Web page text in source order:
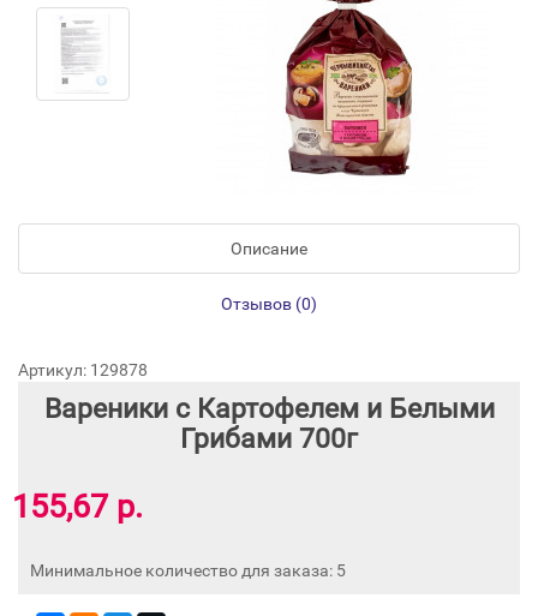
Описание
Отзывов (0)
Артикул: 129878
Вареники с Картофелем и Белыми
Грибами 700г
155,67 р.
Минимальное количество для заказа: 5